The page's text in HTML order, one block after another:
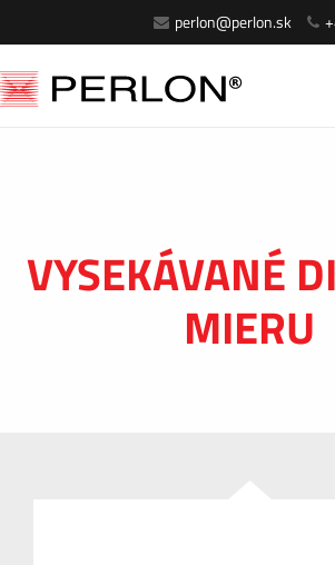
perlon@perlon.sk
VYSEKÁVANÉ
MIERU